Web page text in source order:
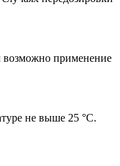
применение
не выше 25 °C.